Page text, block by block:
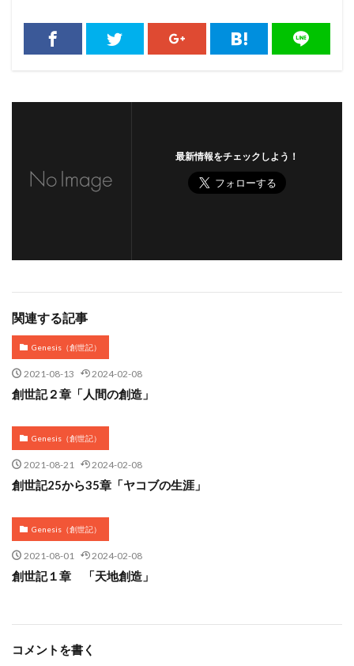
最新情報をチェックしよう！
関連する記事
Genesis（創世記）
2021-08-13 2024-02-08
創世記２章「人間の創造」
Genesis（創世記）
2021-08-21 2024-02-08
創世記25から35章「ヤコブの生涯」
Genesis（創世記）
2021-08-01 2024-02-08
創世記１章 「天地創造」
コメントを書く